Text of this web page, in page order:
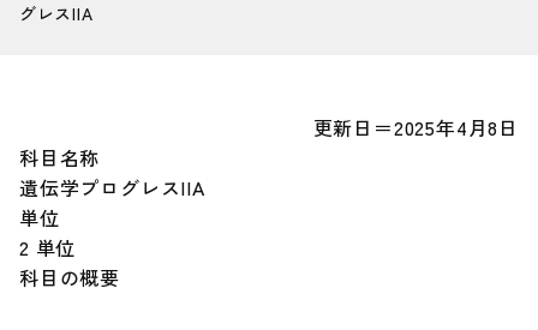
Our Research（最新の研究成果）
お知らせ
グレスIIA
更新日＝2025年4月8日
科目名称
遺伝学プログレスIIA
単位
2 単位
科目の概要